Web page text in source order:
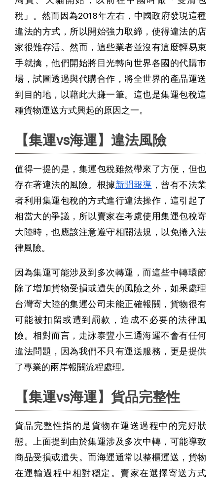
稅」。然而因為2018年左右，中國政府發現這種
違法的方式，所以開始強力取締，使得違法的店
家很難存活。然而，這些業者並沒有這麼輕易束
手就擒，他們開始將目光轉向世界各國的代購市
場，試圖透過與代購合作，將全世界的產品運送
到目的地，以藉此大賺一筆。這也是集運包稅這
種貨物運送方式興起的原因之一。
【集運vs海運】違法風險
值得一提的是，集運包稅雖然帶來了方便，但也
存在著違法的風險。根據新聞報導 ，曾有不法業
者利用集運包稅的方式進行違法操作，這引起了
相當大的爭議，所以賣家在考慮使用集運包稅寄
大陸時，也應該注意遵守相關法規，以免捲入法
律風險。
因為集運可能涉及到多次轉運，而這些中轉環節
除了增加貨物受損或遺失的風險之外，如果處理
台灣寄大陸的集運公司未能正確報關，貨物很有
可能被扣留或遭到罰款，造成不必要的法律風
險。相對而言，走詠泰豐小三通海運不會有任何
違法問題，因為我們不只有運送服務，更是提供
了專業的兩岸報關流程處理。
【集運vs海運】貨品完整性
貨品完整性指的是貨物在運送過程中的完好狀
態。上面提到由於集運涉及多次中轉，可能導致
商品受損或遺失。而海運通常以整櫃運送，貨物
在運輸過程中相對穩定。賣家在選擇寄送方式